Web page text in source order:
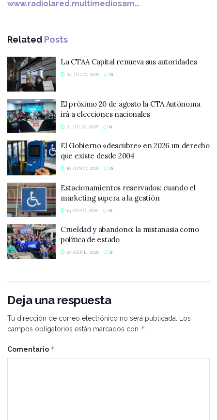
www.radiolared.multimediosam…
Related Posts
La CTAA Capital renueva sus autoridades
24 JULIO, 2026 0
El próximo 20 de agosto la CTA Autónoma
irá a elecciones nacionales
21 JULIO, 2026 0
El Gobierno «descubre» en 2026 un derecho
que existe desde 2004
16 JUNIO, 2026 0
Estacionamientos reservados: cuando el
marketing supera a la gestión
13 MAYO, 2026 0
Crueldad y abandono: la mistanasia como
política de estado
27 ABRIL, 2026 0
Deja una respuesta
Tu dirección de correo electrónico no será publicada. Los
campos obligatorios están marcados con *
Comentario *